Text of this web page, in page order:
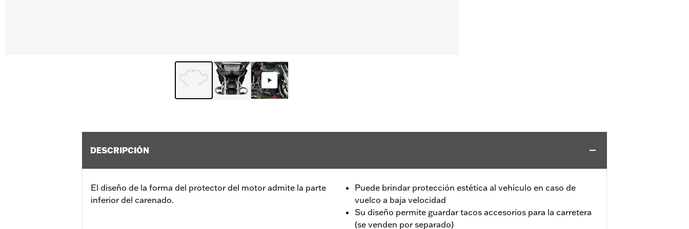
DESCRIPCIÓN
El diseño de la forma del protector del motor admite la parte
inferior del carenado.
Puede brindar protección estética al vehículo en caso de
vuelco a baja velocidad
Su diseño permite guardar tacos accesorios para la carretera
(se venden por separado)